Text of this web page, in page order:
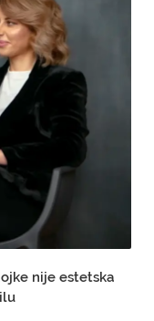
nije estetska